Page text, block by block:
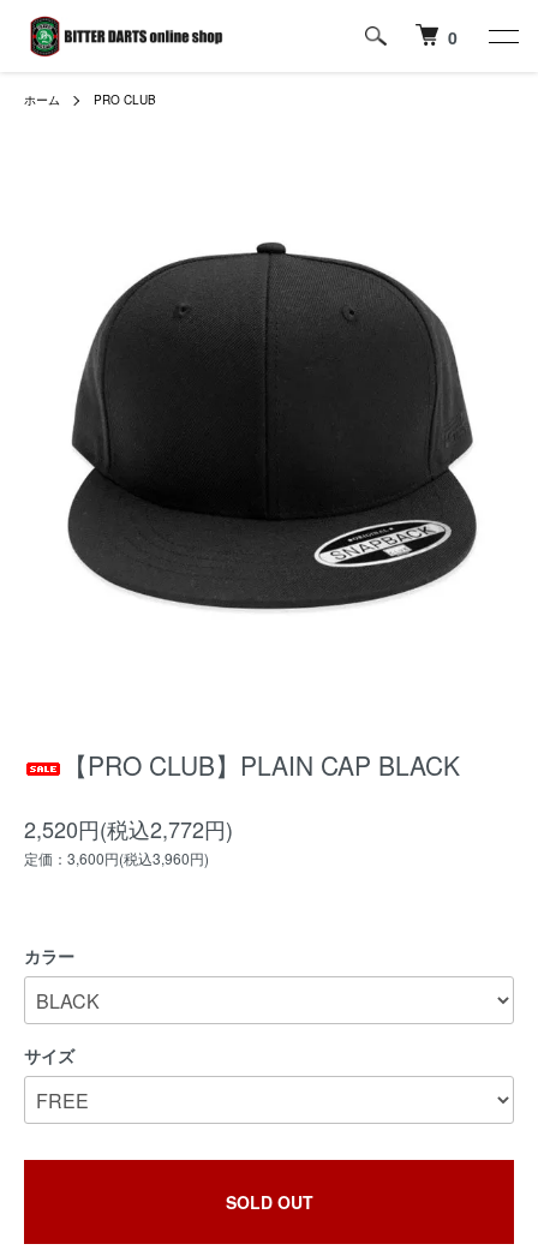
0
ホーム PRO CLUB
【PRO CLUB】PLAIN CAP BLACK
2,520円(税込2,772円)
定価：3,600円(税込3,960円)
カラー
サイズ
SOLD OUT